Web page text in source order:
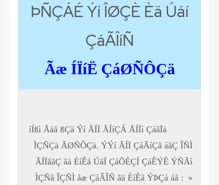
ÞÑÇÁÉ Ýí ÎØÇÈ Èä Úáí
ÇáÃÎíÑ
Ãæ ÍÏíË ÇáØÑÔÇä
íÍßì Ãäå ßÇä Ýí ÃÍÏ ÃÍíÇÁ ÅÍÏì ÇáãÏä
ÌÇÑÇä ÃØÑÔÇä. ÝÝí ÃÍÏ ÇáÃíÇã áãÇ ÎÑÌ
ÃÍÏåãÇ ãä ÈíÊå ÚäÏ ÇáÕÈÇÍ ÇáÊÝÊ ÝÑÃì
ÌÇÑå ÎÇÑÌ åæ ÇáÂÎÑ ãä ÈíÊå ÝÞÇá áå : »